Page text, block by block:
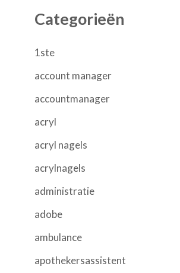
Categorieën
1ste
account manager
accountmanager
acryl
acryl nagels
acrylnagels
administratie
adobe
ambulance
apothekersassistent